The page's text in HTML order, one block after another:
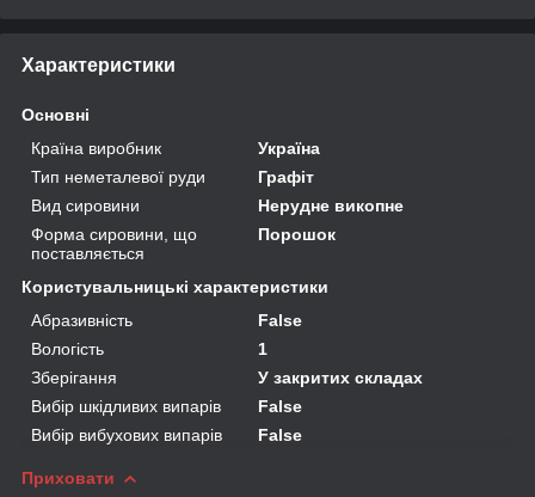
Характеристики
Основні
Країна виробник
Україна
Тип неметалевої руди
Графіт
Вид сировини
Нерудне викопне
Форма сировини, що
поставляється
Порошок
Користувальницькі характеристики
Абразивність
False
Вологість
1
Зберігання
У закритих складах
Вибір шкідливих випарів
False
Вибір вибухових випарів
False
Приховати